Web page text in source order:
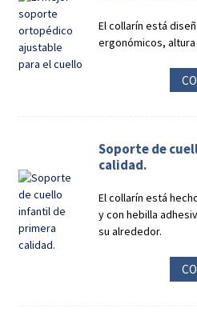
El collarín está
ergonómicos,
Soporte de
calidad.
El collarín está
y con hebilla
su alrededor.